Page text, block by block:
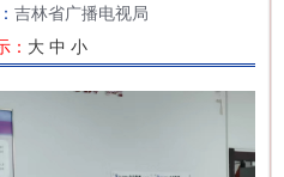
吉林省广播电视局
： 大 中 小